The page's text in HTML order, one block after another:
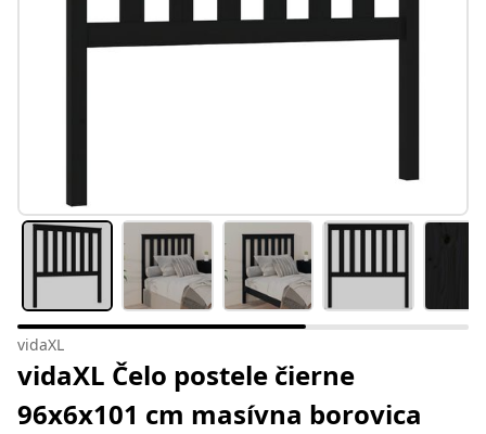
vidaXL
vidaXL Čelo postele čierne
96x6x101 cm masívna borovica